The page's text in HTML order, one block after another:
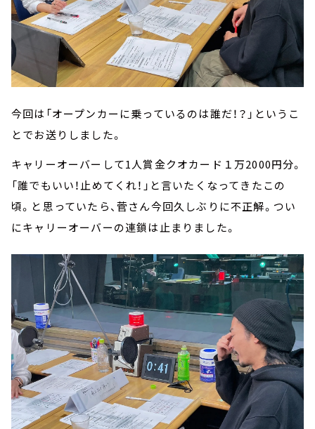
今回は「オープンカーに乗っているのは誰だ！？」というこ
とでお送りしました。
キャリーオーバーして1人賞金クオカード１万2000円分。
「誰でもいい！止めてくれ！」と言いたくなってきたこの
頃。と思っていたら、菅さん今回久しぶりに不正解。つい
にキャリーオーバーの連鎖は止まりました。